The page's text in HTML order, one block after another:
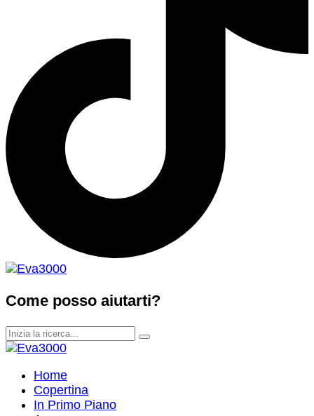
Come posso aiutarti?
Home
Copertina
In Primo Piano